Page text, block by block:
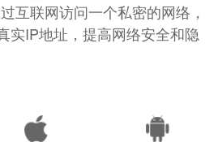
互联网访问一个私密的网络，
实IP地址，提高网络安全和隐